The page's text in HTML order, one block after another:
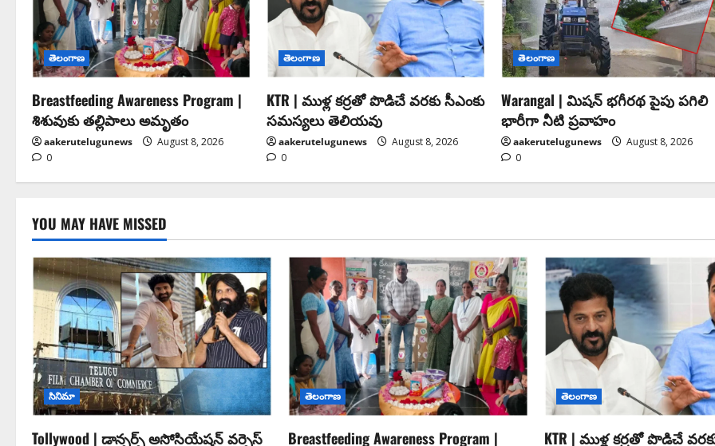
తెలంగాణ
Breastfeeding Awareness Program |
శిశువుకు తల్లిపాలు అమృతం
aakerutelugunews
August 8, 2026
0
తెలంగాణ
KTR | ముళ్ల కర్రతో పొడిచే వరకు సీఎంకు
సమస్యలు తెలియవు
aakerutelugunews
August 8, 2026
0
తెలంగాణ
Warangal | మిషన్ భగీరథ పైపు పగిలి
భారీగా నీటి ప్రవాహం
aakerutelugunews
August 8, 2026
0
YOU MAY HAVE MISSED
సినిమా
Tollywood | డాన్సర్స్ అసోసియేషన్ వర్సెస్
తెలంగాణ
Breastfeeding Awareness Program |
తెలంగాణ
KTR | ముళ్ల కర్రతో పొడిచే